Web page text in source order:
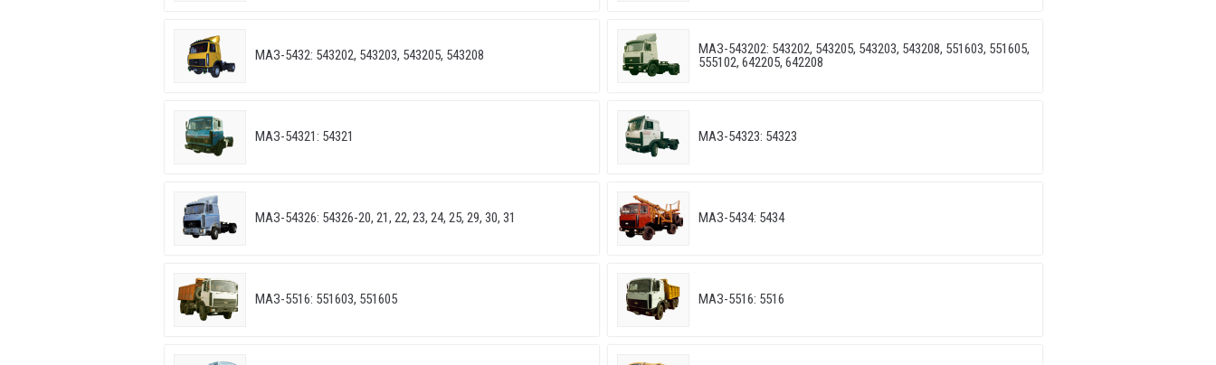
МАЗ-5432: 543202, 543203, 543205, 543208
МАЗ-543202: 543202, 543205, 543203, 543208, 551603, 551605,
555102, 642205, 642208
МАЗ-54321: 54321 МАЗ-54323: 54323
МАЗ-54326: 54326-20, 21, 22, 23, 24, 25, 29, 30, 31 МАЗ-5434: 5434
МАЗ-5516: 551603, 551605 МАЗ-5516: 5516